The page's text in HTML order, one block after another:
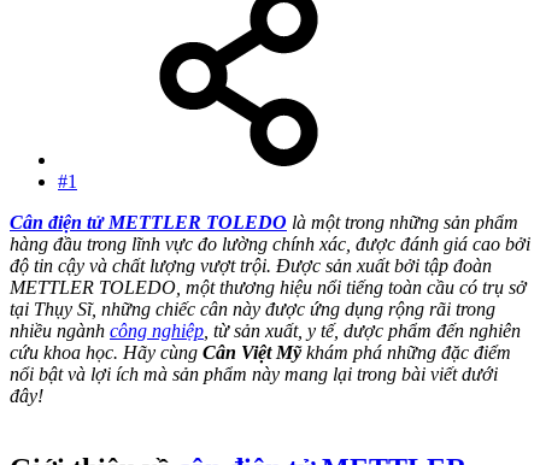
#1
Cân điện tử METTLER TOLEDO là một trong những sản phẩm
hàng đầu trong lĩnh vực đo lường chính xác, được đánh giá cao bởi
độ tin cậy và chất lượng vượt trội. Được sản xuất bởi tập đoàn
METTLER TOLEDO, một thương hiệu nổi tiếng toàn cầu có trụ sở
tại Thụy Sĩ, những chiếc cân này được ứng dụng rộng rãi trong
nhiều ngành công nghiệp , từ sản xuất, y tế, dược phẩm đến nghiên
cứu khoa học. Hãy cùng Cân Việt Mỹkhám phá những đặc điểm
nổi bật và lợi ích mà sản phẩm này mang lại trong bài viết dưới
đây!